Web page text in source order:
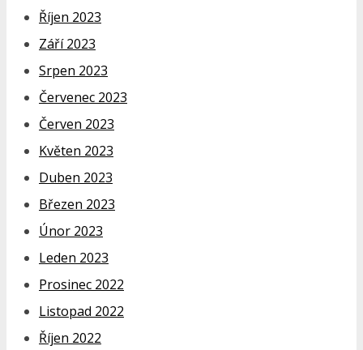
Říjen 2023
Září 2023
Srpen 2023
Červenec 2023
Červen 2023
Květen 2023
Duben 2023
Březen 2023
Únor 2023
Leden 2023
Prosinec 2022
Listopad 2022
Říjen 2022